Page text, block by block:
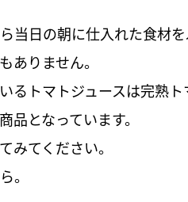
当日の朝に仕入れた食材
ありません。
るトマトジュースは完熟
品となっています。
みてください。
。